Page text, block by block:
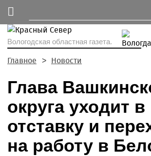
Вологодская областная газета.
Главное Новости
Глава
округа уходит в
отставку и
на работу в